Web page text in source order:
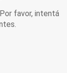
favor, intentá